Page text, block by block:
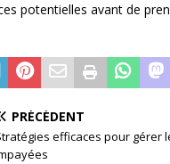
potentielles avant de
PRÉCÉDENT
efficaces pour gérer